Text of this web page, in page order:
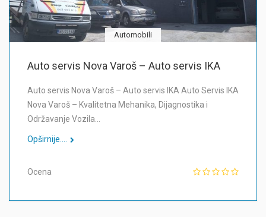
Automobili
Auto servis Nova Varoš – Auto servis IKA
Auto servis Nova Varoš – Auto servis IKA Auto Servis IKA
Nova Varoš – Kvalitetna Mehanika, Dijagnostika i
Održavanje Vozila…
Opširnije....
Ocena